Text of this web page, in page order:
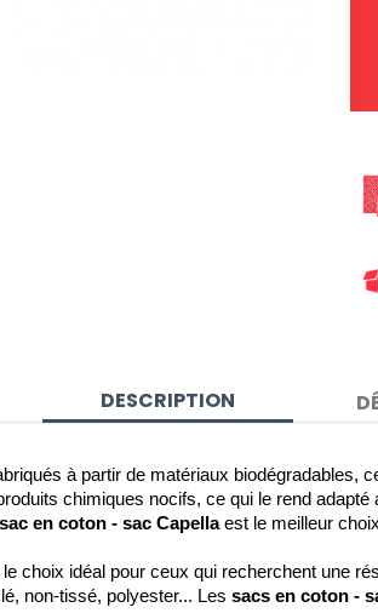
DESCRIPTION
à partir de matériaux biodégradables,
chimiques nocifs, ce qui le rend
sac en coton - sac Capella est le meilleur
choix idéal pour ceux qui recherchent une
non-tissé, polyester... Les sacs en coton -